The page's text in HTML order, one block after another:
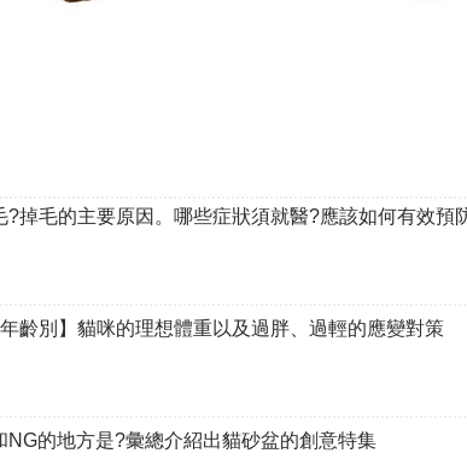
?掉毛的主要原因。哪些症狀須就醫?應該如何有效預
齡別】貓咪的理想體重以及過胖、過輕的應變對策
NG的地方是?彙總介紹出貓砂盆的創意特集